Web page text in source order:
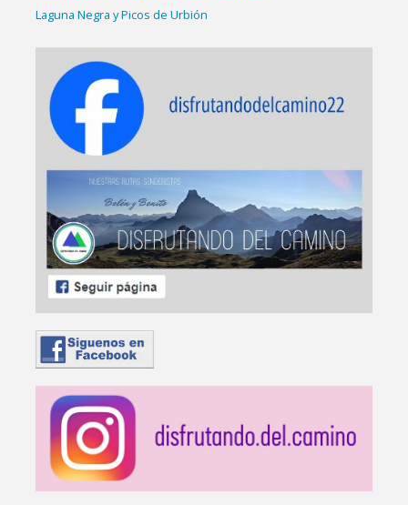
Laguna Negra y Picos de Urbión